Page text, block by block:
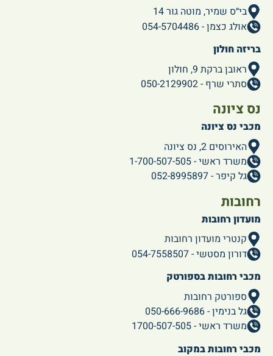
בי״ס שמיר, מוטה גור 14
אולג כצמן - 054-5704486
בריזה חולון
ראובן ברקת 9, חולון
סתרי שרף - 050-2129902
נס ציונה
מכבי נס ציונה
האירוסים 2, נס ציונה
משרד ראשי - 1-700-507-505
גל קיפר - 052-8995897
רחובות
מועדון רחובות
קנטרי מועדון רחובות
דורון מסטשי - 054-7558507
מכבי רחובות בספורטק
ספורטק רחובות
גל בנימין - 050-666-9686
משרד ראשי - 1700-507-505
מכבי רחובות במקוב